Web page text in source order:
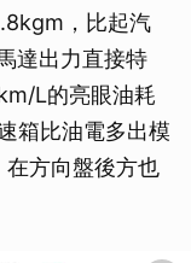
，比起汽
達出力直接特
L的亮眼油耗
箱比油電多出模
方向盤後方也